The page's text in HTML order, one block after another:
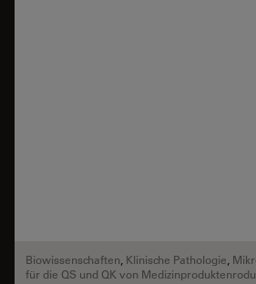
Biowissenschaften, Klinische Pathologie,
für die QS und QK von